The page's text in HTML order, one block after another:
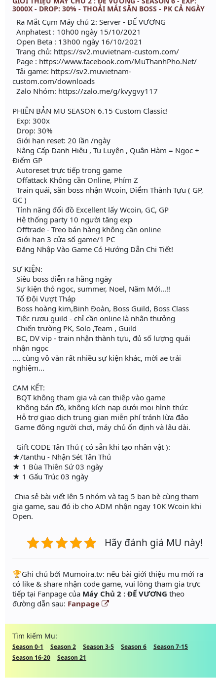
3000X - DROP: 30% - THOẢI MÁI SĂN BOSS - PK CẢ NGÀY
Ra Mắt Cụm Máy chủ 2: Server - ĐẾ VƯƠNG
Anphatest : 10h00 ngày 15/10/2021
Open Beta : 13h00 ngày 16/10/2021
Trang chủ: https://sv2.muvietnam-custom.com/
Page : https://www.facebook.com/MuThanhPho.Net/
Tải game: https://sv2.muvietnam-
custom.com/downloads
Zalo Nhóm: https://zalo.me/g/kvygvy117
PHIÊN BẢN MU SEASON 6.15 Custom Classic!
Exp: 300x
Drop: 30%
Giới hạn reset: 20 lần /ngày
Nâng Cấp Danh Hiệu , Tu Luyện , Quân Hàm = Ngọc +
Điểm GP
Autoreset trực tiếp trong game
Offattack Không cần Online, Phím Z
Train quái, săn boss nhận Wcoin, Điểm Thành Tựu ( GP,
GC )
Tính năng đổi đồ Excellent lấy Wcoin, GC, GP
Hệ thống party 10 người tăng exp
Offtrade - Treo bán hàng không cần online
Giới hạn 3 cửa sổ game/1 PC
Đăng Nhập Vào Game Có Hướng Dẫn Chi Tiết!
SỰ KIỆN:
Siêu boss diễn ra hằng ngày
Sự kiện thỏ ngọc, summer, Noel, Năm Mới...!!
Tổ Đội Vượt Tháp
Boss hoàng kim,Binh Đoàn, Boss Guild, Boss Class
Tiệc rượu guild - chỉ cần online là nhận thưởng
Chiến trường PK, Solo ,Team , Guild
BC, DV vip - train nhận thành tựu, đủ số lượng quái
nhận ngọc
.... cùng vô vàn rất nhiều sự kiện khác, mời ae trải
nghiệm...
CAM KẾT:
BQT không tham gia và can thiệp vào game
Không bán đồ, không kích nạp dưới mọi hình thức
Hỗ trợ giao dịch trung gian miễn phí tránh lừa đảo
Game đông người chơi, máy chủ ổn định và lâu dài.
Gift CODE Tân Thủ ( có sẵn khi tạo nhân vật ):
★/tanthu - Nhận Sét Tân Thủ
★ 1 Bùa Thiên Sứ 03 ngày
★ 1 Gấu Trúc 03 ngày
Chia sẻ bài viết lên 5 nhóm và tag 5 bạn bè cùng tham
gia game, sau đó ib cho ADM nhận ngay 10K Wcoin khi
Open.
Hãy đánh giá MU này!
️🏆Ghi chú bởi Mumoira.tv: nếu bài giới thiệu mu mới ra
có like & share nhận code game, vui lòng tham gia trực
tiếp tại Fanpage của Máy Chủ 2 : ĐẾ VƯƠNG theo
đường dẫn sau: Fanpage
Tìm kiếm Mu:
Season 0-1 Season 2 Season 3-5 Season 6
Season 7-15
Season 16-20
Season 21